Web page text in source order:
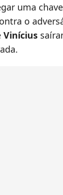
uma
o
Vinícius